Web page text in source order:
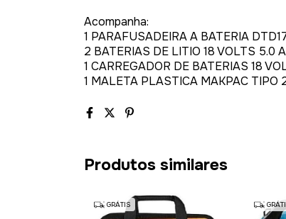
Acompanha:
1 PARAFUSADEIRA A BATERIA
2 BATERIAS DE LITIO 18 VOLTS 5.0
1 CARREGADOR DE BATERIAS 18
1 MALETA PLASTICA MAKPAC
Produtos similares
GRÁTIS